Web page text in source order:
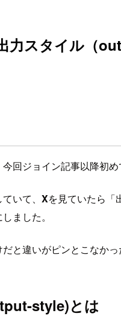
力スタイル（
回ジョイン記事以降初め
いて、 Xを見ていたら「
ました。
と違いがピンとこなか
style)とは